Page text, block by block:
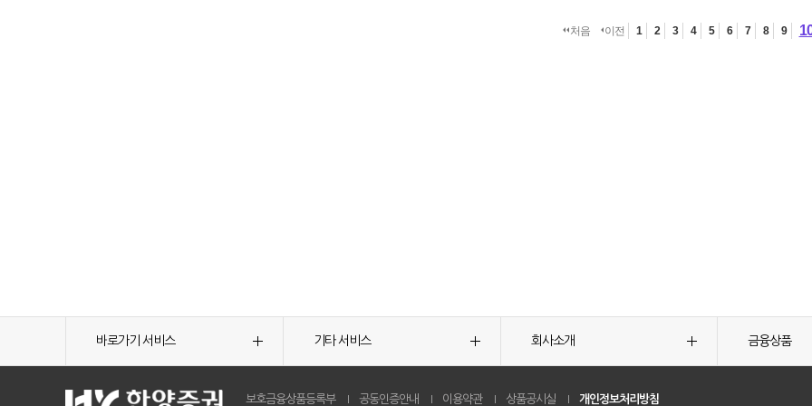
처음 이전 1 2 3 4 5 6 7 8 9
바로가기 서비스 기타 서비스 회사소개 금융상품
보호금융상품등록부 공동인증안내 이용약관 상품공시실 개인정보처리방침